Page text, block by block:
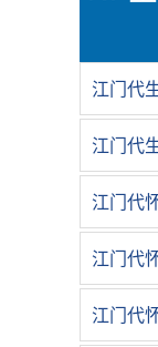
江门代
江门代
江门代
江门代
江门代